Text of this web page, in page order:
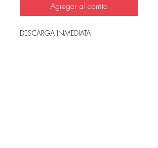
Agregar al carrito
DESCARGA INMEDIATA